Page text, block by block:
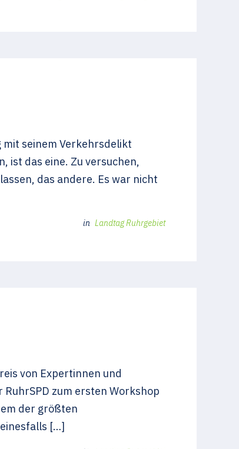
mit seinem Verkehrsdelikt
ist das eine. Zu versuchen,
das andere. Es war nicht
in Landtag Ruhrgebiet
von Expertinnen und
zum ersten Workshop
der größten
[…]